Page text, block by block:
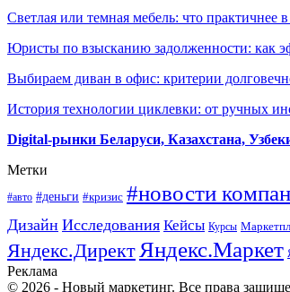
Светлая или темная мебель: что практичнее
Юристы по взысканию задолженности: как
Выбираем диван в офис: критерии
История технологии циклевки: от ручных
Digital-рынки Беларуси, Казахстана,
Метки
#авто #деньги #кризис #новости
Дизайн Исследования Кейсы Курсы
Яндекс.ДиректЯндекс.Маркет
Реклама
© 2026 - Новый маркетинг. Все права